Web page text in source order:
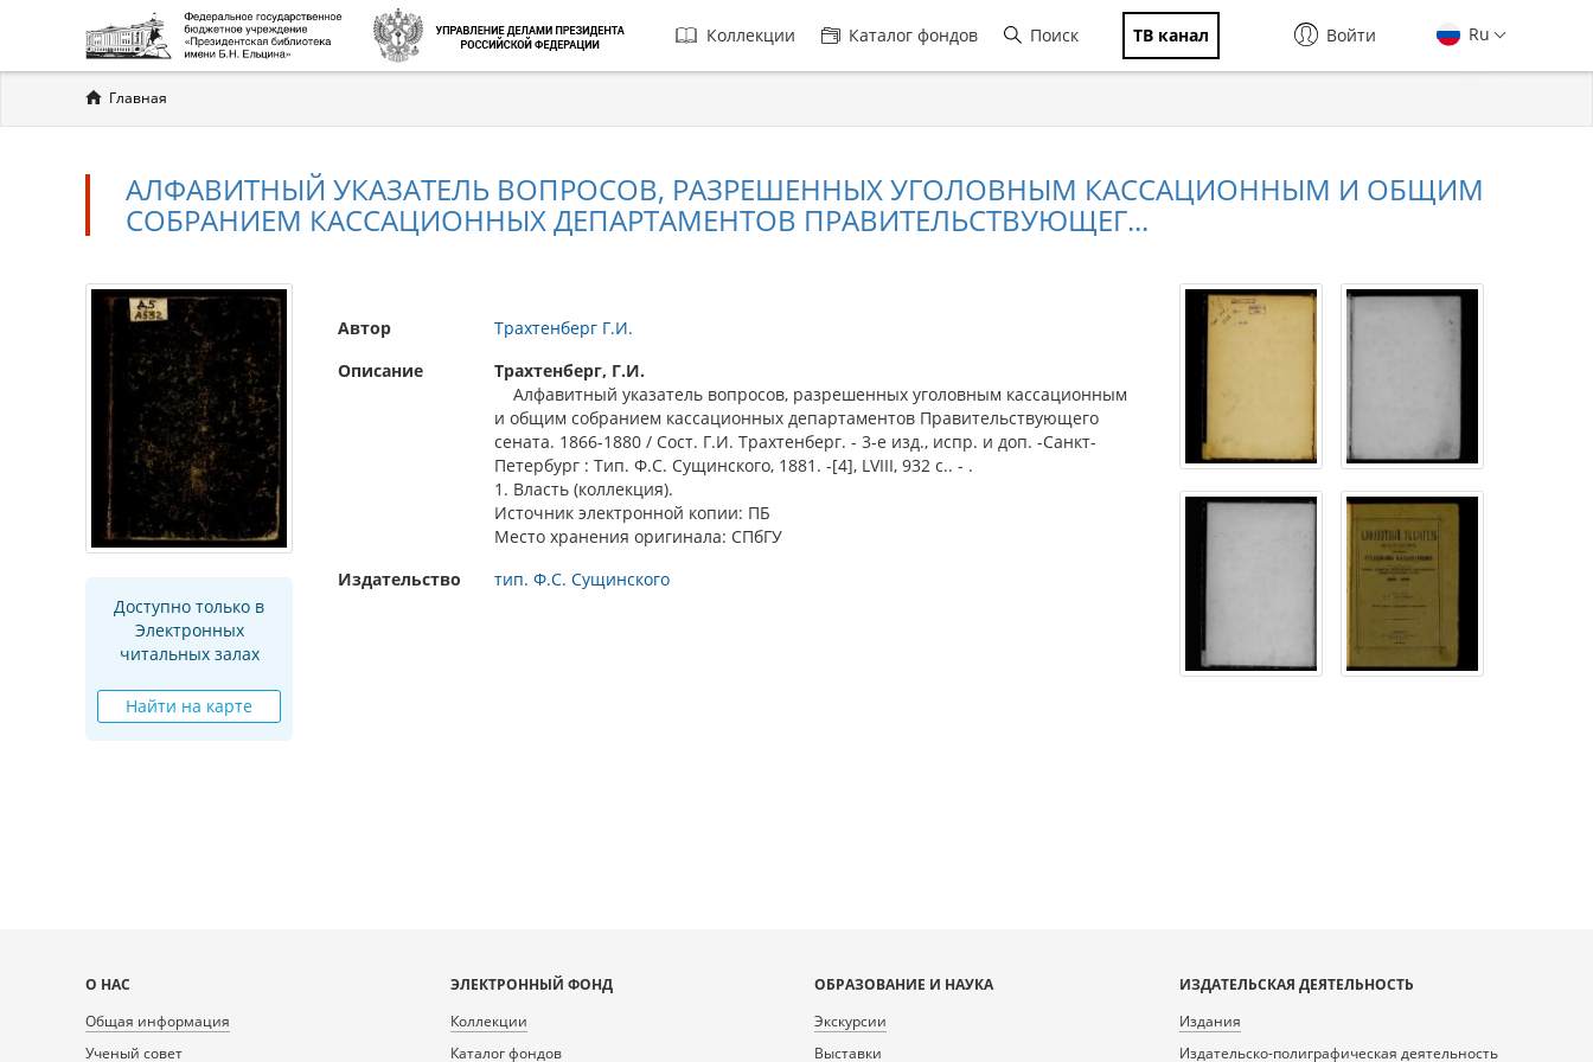
Главная
навигация
Коллекции Каталог фондов Поиск ТВ канал Ru
Войти
Вы
здесь
Главная
АЛФАВИТНЫЙ УКАЗАТЕЛЬ ВОПРОСОВ, РАЗРЕШЕННЫХ УГОЛОВНЫМ КАССАЦИОННЫМ И ОБЩИМ
СОБРАНИЕМ КАССАЦИОННЫХ ДЕПАРТАМЕНТОВ ПРАВИТЕЛЬСТВУЮЩЕГ...
Доступно только в
Электронных
читальных залах
Найти на карте
Автор
Трахтенберг Г.И.
Описание
Трахтенберг, Г.И.
Алфавитный указатель вопросов, разрешенных уголовным кассационным
и общим собранием кассационных департаментов Правительствующего
сената. 1866-1880 / Сост. Г.И. Трахтенберг. - 3-е изд., испр. и доп. -Санкт-
Петербург : Тип. Ф.С. Сущинского, 1881. -[4], LVIII, 932 с.. - .
1. Власть (коллекция).
Источник электронной копии: ПБ
Место хранения оригинала: СПбГУ
Издательство
тип. Ф.С. Сущинского
Карта
сайта
О НАС
Общая информация
Ученый совет
ЭЛЕКТРОННЫЙ ФОНД
Коллекции
Каталог фондов
ОБРАЗОВАНИЕ И НАУКА
Экскурсии
Выставки
ИЗДАТЕЛЬСКАЯ ДЕЯТЕЛЬНОСТЬ
Издания
Издательско-полиграфическая деятельность